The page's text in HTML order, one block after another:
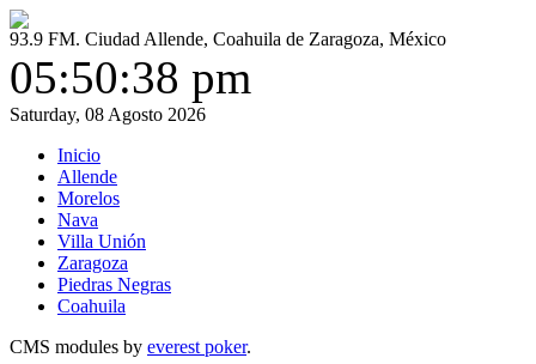
93.9 FM. Ciudad Allende, Coahuila de Zaragoza, México
05:50:38 pm
Saturday, 08 Agosto 2026
Inicio
Allende
Morelos
Nava
Villa Unión
Zaragoza
Piedras Negras
Coahuila
CMS modules by everest poker.